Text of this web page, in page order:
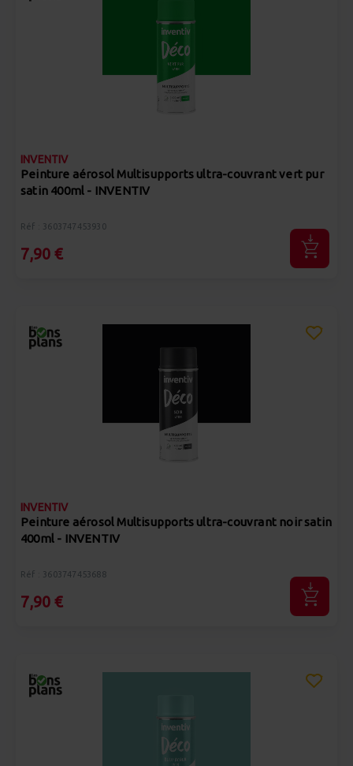
INVENTIV
Peinture aérosol Multisupports ultra-couvrant vert pur
satin 400ml - INVENTIV
Réf : 3603747453930
7,90 €
INVENTIV
Peinture aérosol Multisupports ultra-couvrant noir satin
400ml - INVENTIV
Réf : 3603747453688
7,90 €